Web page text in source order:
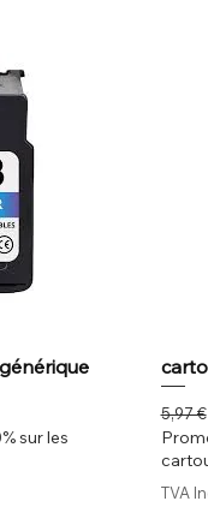
sur les
Prix
5,97 €
TVA